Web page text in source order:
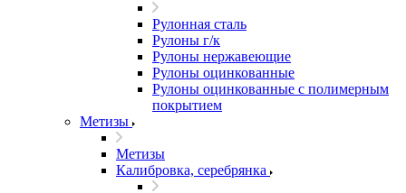
Рулонная сталь
Рулоны г/к
Рулоны нержавеющие
Рулоны оцинкованные
Рулоны оцинкованные с полимерным
покрытием
Метизы
Метизы
Калибровка, серебрянка